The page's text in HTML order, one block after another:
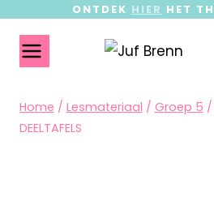
ONTDEK HIER HET
Home / Lesmateriaal / Groep 5 /
DEELTAFELS